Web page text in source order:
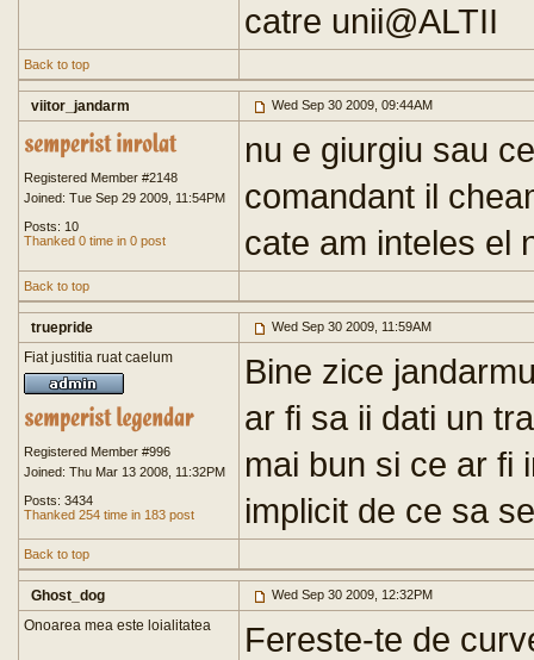
catre unii@ALTII
Back to top
viitor_jandarm Wed Sep 30 2009, 09:44AM
Registered Member #2148
Joined: Tue Sep 29 2009, 11:54PM
Posts: 10
Thanked 0 time in 0 post
nu e giurgiu sau
comandant il
cate am inteles el
Back to top
truepride Wed Sep 30 2009, 11:59AM
Fiat justitia ruat caelum
Registered Member #996
Joined: Thu Mar 13 2008, 11:32PM
Posts: 3434
Thanked 254 time in 183 post
Bine zice
ar fi sa ii dati un
mai bun si ce ar fi
implicit de ce sa
Back to top
Ghost_dog Wed Sep 30 2009, 12:32PM
Onoarea mea este loialitatea
Fereste-te de